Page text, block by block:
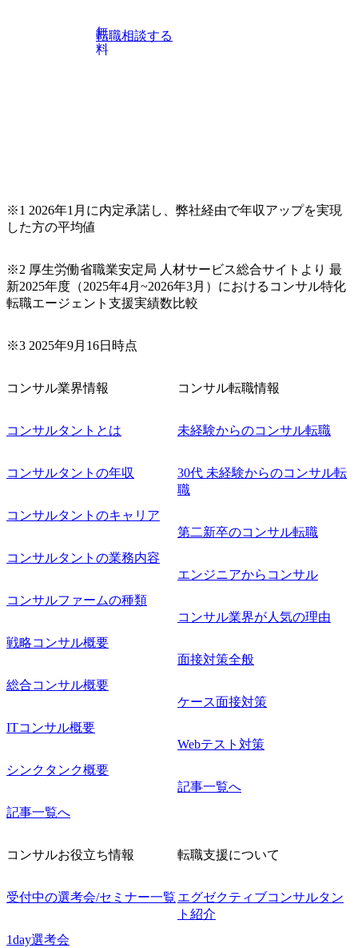
無
料
転職相談する
※1 2026年1月に内定承諾し、弊社経由で年収アップを実現
した方の平均値
※2 厚生労働省職業安定局 人材サービス総合サイトより 最
新2025年度（2025年4月~2026年3月）におけるコンサル特化
転職エージェント支援実績数比較
※3 2025年9月16日時点
コンサル業界情報
コンサルタントとは
コンサルタントの年収
コンサルタントのキャリア
コンサルタントの業務内容
コンサルファームの種類
戦略コンサル概要
総合コンサル概要
ITコンサル概要
シンクタンク概要
記事一覧へ
コンサル転職情報
未経験からのコンサル転職
30代 未経験からのコンサル転
職
第二新卒のコンサル転職
エンジニアからコンサル
コンサル業界が人気の理由
面接対策全般
ケース面接対策
Webテスト対策
記事一覧へ
コンサルお役立ち情報
受付中の選考会/セミナー一覧
1day選考会
転職支援について
エグゼクティブコンサルタン
ト紹介